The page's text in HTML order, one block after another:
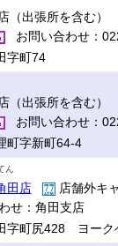
（出張所を含む）
お問い合わせ：
字町74
（出張所を含む）
お問い合わせ：
町字新町64-4
ん
田店
店舗外キ
せ：角田支店
字町尻428 ヨーク